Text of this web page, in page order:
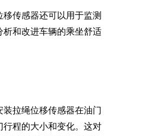
传感器还可以用于监测
和改进车辆的乘坐舒适
拉绳位移传感器在油门
行程的大小和变化。这对